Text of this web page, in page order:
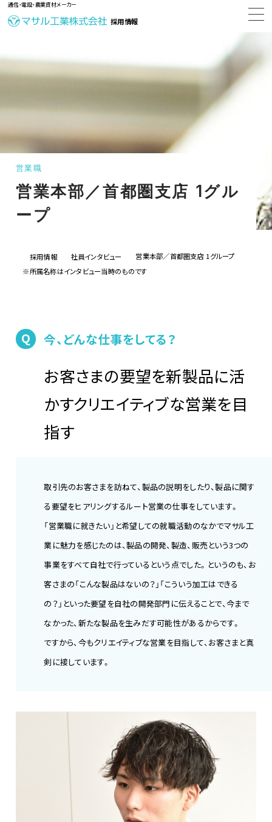
通信・電設・農業資材メーカー
採用情報
営業職
営業本部／首都圏支店 1グル
ープ
採用情報 社員インタビュー
営業本部／首都圏支店 1グループ
※所属名称はインタビュー当時のものです
Q 今、どんな仕事をしてる？
お客さまの要望を新製品に活
かすクリエイティブな営業を目
指す
取引先のお客さまを訪ねて、製品の説明をしたり、製品に関す
る要望をヒアリングするルート営業の仕事をしています。
「営業職に就きたい」と希望しての就職活動のなかでマサル工
業に魅力を感じたのは、製品の開発、製造、販売という3つの
事業をすべて自社で行っているという点でした。というのも、お
客さまの「こんな製品はないの？」「こういう加工はできる
の？」といった要望を自社の開発部門に伝えることで、今まで
なかった、新たな製品を生みだす可能性があるからです。
ですから、今もクリエイティブな営業を目指して、お客さまと真
剣に接しています。